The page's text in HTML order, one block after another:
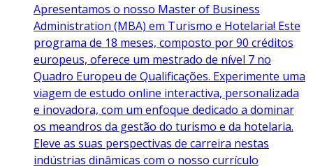
Apresentamos o nosso Master of Business
Administration (MBA) em Turismo e Hotelaria! Este
programa de 18 meses, composto por 90 créditos
europeus, oferece um mestrado de nível 7 no
Quadro Europeu de Qualificações. Experimente uma
viagem de estudo online interactiva, personalizada
e inovadora, com um enfoque dedicado a dominar
os meandros da gestão do turismo e da hotelaria.
Eleve as suas perspectivas de carreira nestas
indústrias dinâmicas com o nosso currículo